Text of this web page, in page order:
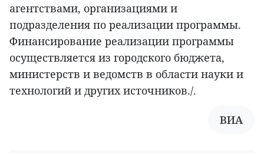
агентствами, организациями и
подразделения по реализации программы.
Финансирование реализации программы
осуществляется из городского бюджета,
министерств и ведомств в области науки и
технологий и других источников./.
ВИА